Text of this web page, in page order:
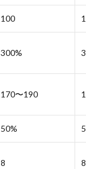
100
300%
170〜190
50%
8 8